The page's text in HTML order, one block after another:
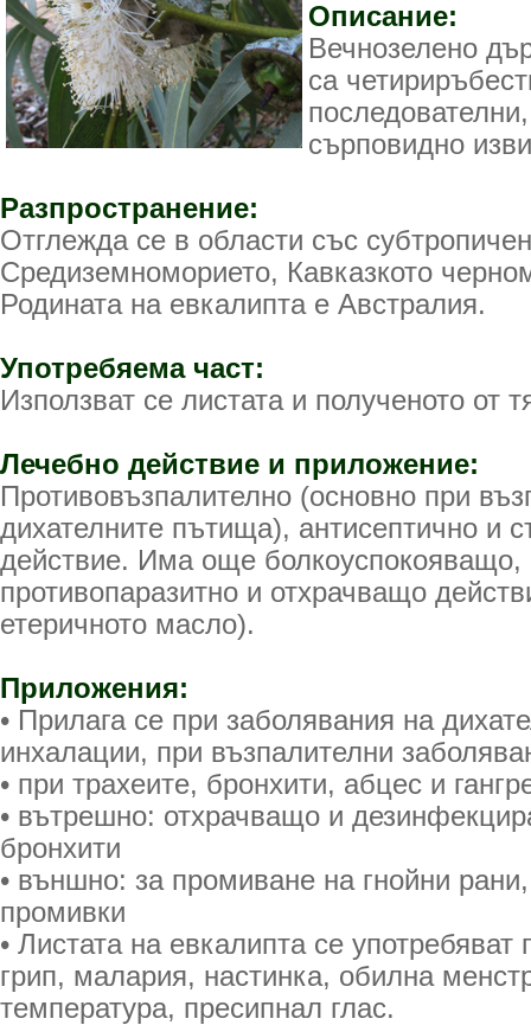
Описание:
Вечнозелено
са
сърповидно
Разпространение:
Отглежда се в области със
Средиземноморието, Кавказкото
Родината на евкалипта е Австралия.
Употребяема част:
Използват се листата и полученото от
Лечебно действие и приложение:
Противовъзпалително (основно при
дихателните пътища), антисептично и
действие. Има още болкоуспокояващо,
противопаразитно и отхрачващо
етеричното масло).
Приложения:
• Прилага се при заболявания на
инхалации, при възпалителни
• при трахеите, бронхити, абцес и
• вътрешно: отхрачващо и
бронхити
• външно: за промиване на гнойни
промивки
• Листата на евкалипта се
грип, малария, настинка, обилна
температура, пресипнал глас.